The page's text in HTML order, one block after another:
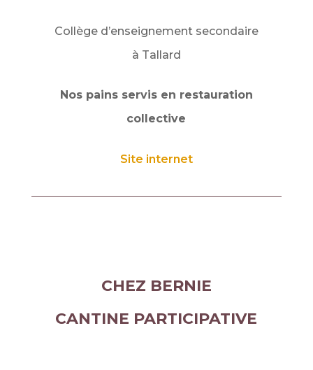
Collège d’enseignement secondaire
à Tallard
Nos pains servis en restauration
collective
Site internet
CHEZ BERNIE
CANTINE PARTICIPATIVE